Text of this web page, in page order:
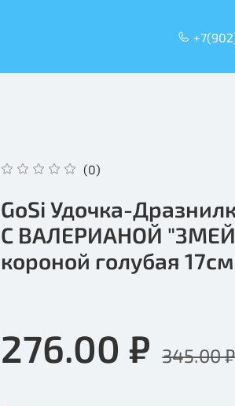
(0)
GoSi Удочка-
С ВАЛЕРИАНОЙ
короной голубая 17см
276.00 ₽ 345.00 ₽